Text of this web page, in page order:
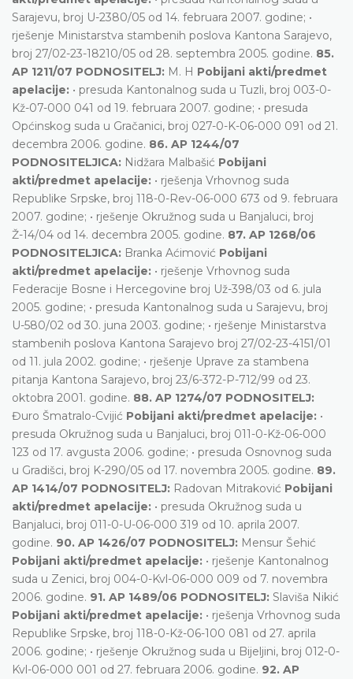
Sarajevu, broj U-2380/05 od 14. februara 2007. godine; •
rješenje Ministarstva stambenih poslova Kantona Sarajevo,
broj 27/02-23-18210/05 od 28. septembra 2005. godine. 85.
AP 1211/07 PODNOSITELJ: M. H Pobijani akti/predmet
apelacije: • presuda Kantonalnog suda u Tuzli, broj 003-0-
Kž-07-000 041 od 19. februara 2007. godine; • presuda
Općinskog suda u Gračanici, broj 027-0-K-06-000 091 od 21.
decembra 2006. godine. 86. AP 1244/07
PODNOSITELJICA: Nidžara Malbašić Pobijani
akti/predmet apelacije: • rješenja Vrhovnog suda
Republike Srpske, broj 118-0-Rev-06-000 673 od 9. februara
2007. godine; • rješenje Okružnog suda u Banjaluci, broj
Ž-14/04 od 14. decembra 2005. godine. 87. AP 1268/06
PODNOSITELJICA: Branka Aćimović Pobijani
akti/predmet apelacije: • rješenje Vrhovnog suda
Federacije Bosne i Hercegovine broj Už-398/03 od 6. jula
2005. godine; • presuda Kantonalnog suda u Sarajevu, broj
U-580/02 od 30. juna 2003. godine; • rješenje Ministarstva
stambenih poslova Kantona Sarajevo broj 27/02-23-4151/01
od 11. jula 2002. godine; • rješenje Uprave za stambena
pitanja Kantona Sarajevo, broj 23/6-372-P-712/99 od 23.
oktobra 2001. godine. 88. AP 1274/07 PODNOSITELJ:
Đuro Šmatralo-Cvijić Pobijani akti/predmet apelacije: •
presuda Okružnog suda u Banjaluci, broj 011-0-Kž-06-000
123 od 17. avgusta 2006. godine; • presuda Osnovnog suda
u Gradišci, broj K-290/05 od 17. novembra 2005. godine. 89.
AP 1414/07 PODNOSITELJ: Radovan Mitraković Pobijani
akti/predmet apelacije: • presuda Okružnog suda u
Banjaluci, broj 011-0-U-06-000 319 od 10. aprila 2007.
godine. 90. AP 1426/07 PODNOSITELJ: Mensur Šehić
Pobijani akti/predmet apelacije: • rješenje Kantonalnog
suda u Zenici, broj 004-0-Kvl-06-000 009 od 7. novembra
2006. godine. 91. AP 1489/06 PODNOSITELJ: Slaviša Nikić
Pobijani akti/predmet apelacije: • rješenja Vrhovnog suda
Republike Srpske, broj 118-0-Kž-06-100 081 od 27. aprila
2006. godine; • rješenje Okružnog suda u Bijeljini, broj 012-0-
Kvl-06-000 001 od 27. februara 2006. godine. 92. AP